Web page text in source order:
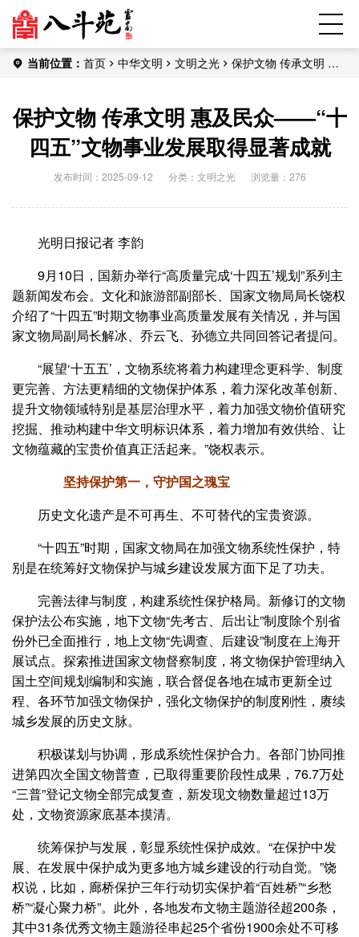
当前位置： 首页 中华文明 文明之光
保护文物 传承文明 惠
保护文物 传承文明 惠及民众——“十
四五”文物事业发展取得显著成就
发布时间：2025-09-12 分类： 文明之光 浏览量：276
光明日报记者 李韵
9月10日，国新办举行“高质量完成‘十四五’规划”系列主
题新闻发布会。文化和旅游部副部长、国家文物局局长饶权
介绍了“十四五”时期文物事业高质量发展有关情况，并与国
家文物局副局长解冰、乔云飞、孙德立共同回答记者提问。
“展望‘十五五’，文物系统将着力构建理念更科学、制度
更完善、方法更精细的文物保护体系，着力深化改革创新、
提升文物领域特别是基层治理水平，着力加强文物价值研究
挖掘、推动构建中华文明标识体系，着力增加有效供给、让
文物蕴藏的宝贵价值真正活起来。”饶权表示。
坚持保护第一，守护国之瑰宝
历史文化遗产是不可再生、不可替代的宝贵资源。
“十四五”时期，国家文物局在加强文物系统性保护，特
别是在统筹好文物保护与城乡建设发展方面下足了功夫。
完善法律与制度，构建系统性保护格局。新修订的文物
保护法公布实施，地下文物“先考古、后出让”制度除个别省
份外已全面推行，地上文物“先调查、后建设”制度在上海开
展试点。探索推进国家文物督察制度，将文物保护管理纳入
国土空间规划编制和实施，联合督促各地在城市更新全过
程、各环节加强文物保护，强化文物保护的制度刚性，赓续
城乡发展的历史文脉。
积极谋划与协调，形成系统性保护合力。各部门协同推
进第四次全国文物普查，已取得重要阶段性成果，76.7万处
“三普”登记文物全部完成复查，新发现文物数量超过13万
处，文物资源家底基本摸清。
统筹保护与发展，彰显系统性保护成效。“在保护中发
展、在发展中保护成为更多地方城乡建设的行动自觉。”饶
权说，比如，廊桥保护三年行动切实保护着“百姓桥”“乡愁
桥”“凝心聚力桥”。此外，各地发布文物主题游径超200条，
其中31条优秀文物主题游径串起25个省份1900余处不可移